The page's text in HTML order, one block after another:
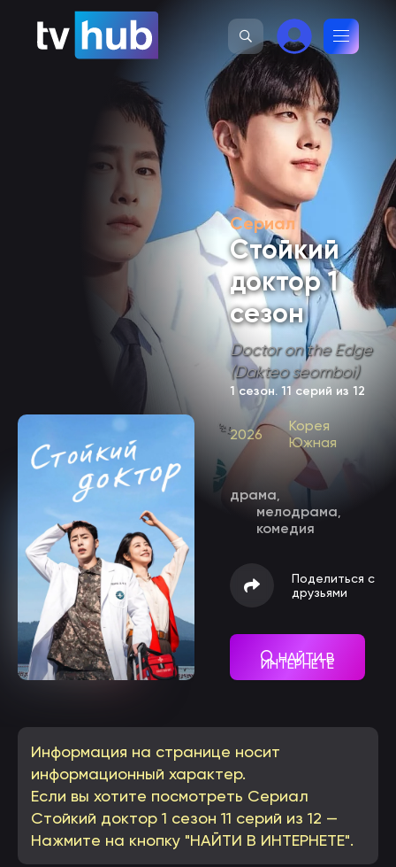
Сериал
Стойкий
доктор 1
сезон
Doctor on the Edge
(Dakteo seomboi)
1 сезон. 11 серий из 12
2026
Корея
Южная
драма
мелодрама
комедия
Поделиться с
друзьями
НАЙТИ В
ИНТЕРНЕТЕ
Информация на странице носит
информационный характер.
Если вы хотите посмотреть Сериал
Стойкий доктор 1 сезон 11 серий из 12 —
Нажмите на кнопку "НАЙТИ В ИНТЕРНЕТЕ".